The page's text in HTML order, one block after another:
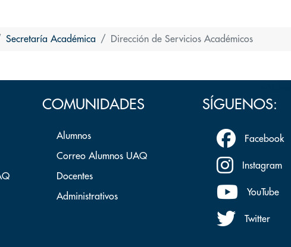
Secretaría Académica Dirección de Servicios Académicos
COMUNIDADES
Alumnos
Correo Alumnos UAQ
Docentes
Administrativos
SÍGUENOS:
Facebook
Instagram
YouTube
Twitter